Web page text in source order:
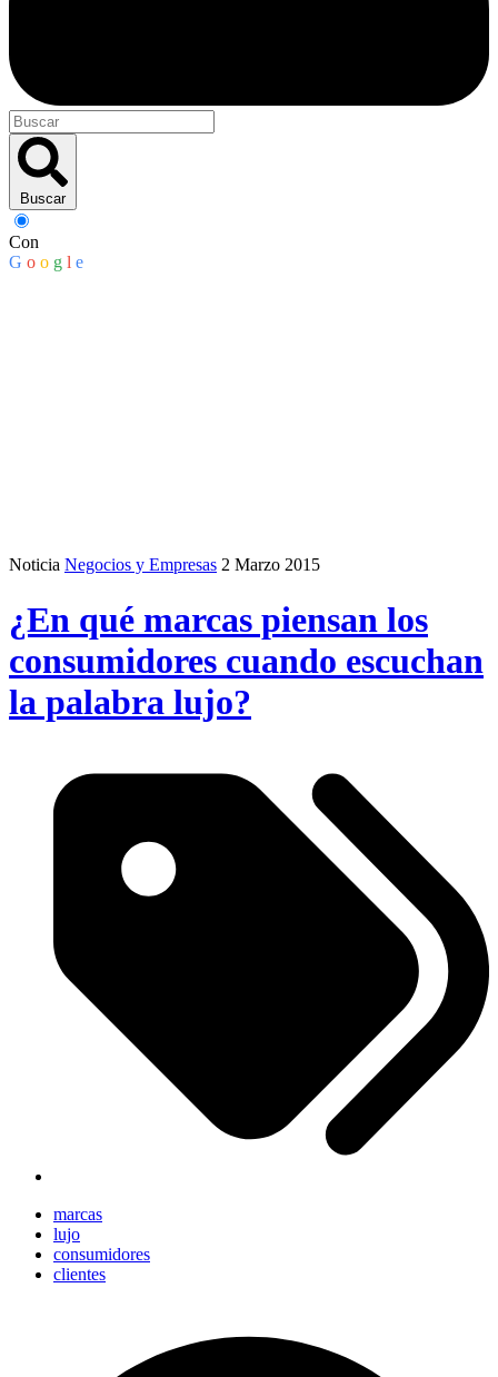
Buscar
Con
G o o g l e
Noticia Negocios y Empresas 2 Marzo 2015
¿En qué marcas piensan los
consumidores cuando escuchan
la palabra lujo?
marcas
lujo
consumidores
clientes